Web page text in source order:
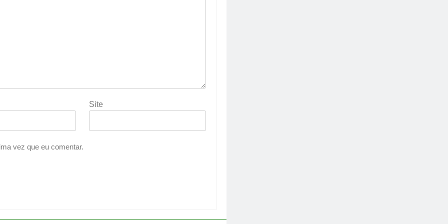
Site
vez que eu comentar.